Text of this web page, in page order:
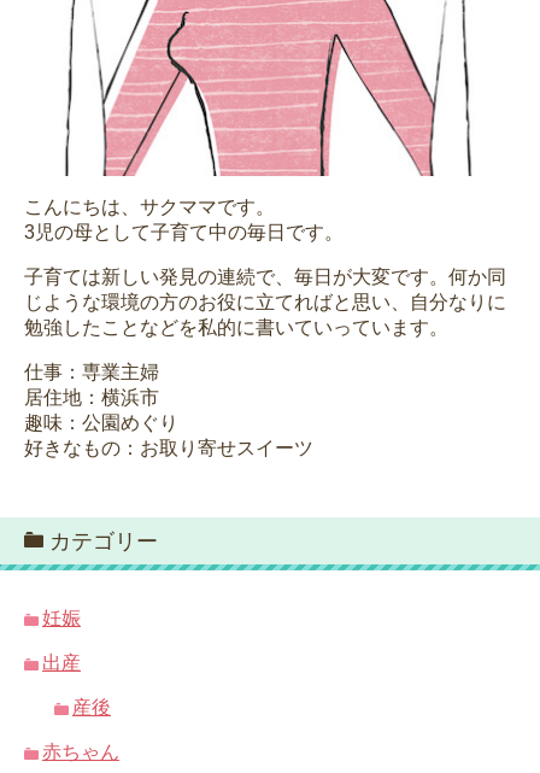
こんにちは、サクママです。
3児の母として子育て中の毎日です。
子育ては新しい発見の連続で、毎日が大変です。何か同
じような環境の方のお役に立てればと思い、自分なりに
勉強したことなどを私的に書いていっています。
仕事：専業主婦
居住地：横浜市
趣味：公園めぐり
好きなもの：お取り寄せスイーツ
カテゴリー
妊娠
出産
産後
赤ちゃん